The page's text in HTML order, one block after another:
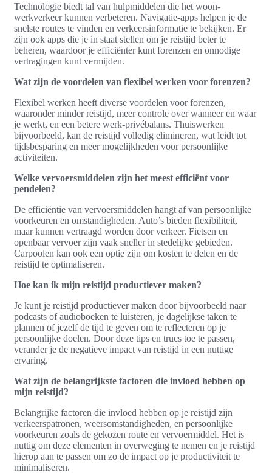
Technologie biedt tal van hulpmiddelen die het woon-
werkverkeer kunnen verbeteren. Navigatie-apps helpen je de
snelste routes te vinden en verkeersinformatie te bekijken. Er
zijn ook apps die je in staat stellen om je reistijd beter te
beheren, waardoor je efficiënter kunt forenzen en onnodige
vertragingen kunt vermijden.
Wat zijn de voordelen van flexibel werken voor forenzen?
Flexibel werken heeft diverse voordelen voor forenzen,
waaronder minder reistijd, meer controle over wanneer en waar
je werkt, en een betere werk-privébalans. Thuiswerken
bijvoorbeeld, kan de reistijd volledig elimineren, wat leidt tot
tijdsbesparing en meer mogelijkheden voor persoonlijke
activiteiten.
Welke vervoersmiddelen zijn het meest efficiënt voor
pendelen?
De efficiëntie van vervoersmiddelen hangt af van persoonlijke
voorkeuren en omstandigheden. Auto’s bieden flexibiliteit,
maar kunnen vertraagd worden door verkeer. Fietsen en
openbaar vervoer zijn vaak sneller in stedelijke gebieden.
Carpoolen kan ook een optie zijn om kosten te delen en de
reistijd te optimaliseren.
Hoe kan ik mijn reistijd productiever maken?
Je kunt je reistijd productiever maken door bijvoorbeeld naar
podcasts of audioboeken te luisteren, je dagelijkse taken te
plannen of jezelf de tijd te geven om te reflecteren op je
persoonlijke doelen. Door deze tips en trucs toe te passen,
verander je de negatieve impact van reistijd in een nuttige
ervaring.
Wat zijn de belangrijkste factoren die invloed hebben op
mijn reistijd?
Belangrijke factoren die invloed hebben op je reistijd zijn
verkeerspatronen, weersomstandigheden, en persoonlijke
voorkeuren zoals de gekozen route en vervoermiddel. Het is
nuttig om deze elementen in overweging te nemen en je reistijd
hierop aan te passen om zo de impact op je productiviteit te
minimaliseren.